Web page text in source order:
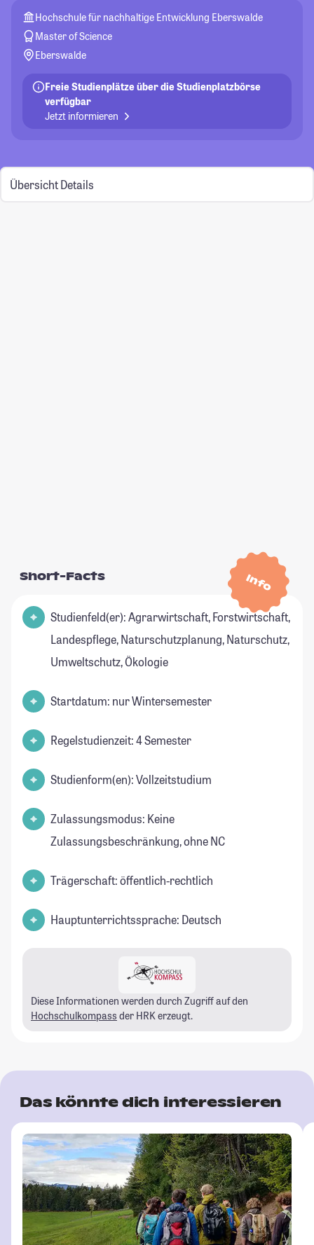
Hochschule für nachhaltige Entwicklung Eberswalde
Master of Science
Eberswalde
Freie Studienplätze über die Studienplatzbörse
verfügbar
Jetzt informieren
Übersicht Details
Info
Short-Facts
Studienfeld(er): Agrarwirtschaft, Forstwirtschaft,
Landespflege, Naturschutzplanung, Naturschutz,
Umweltschutz, Ökologie
Startdatum: nur Wintersemester
Regelstudienzeit: 4 Semester
Studienform(en): Vollzeitstudium
Zulassungsmodus: Keine
Zulassungsbeschränkung, ohne NC
Trägerschaft: öffentlich-rechtlich
Hauptunterrichtssprache: Deutsch
Diese Informationen werden durch Zugriff auf den
Hochschulkompass der HRK erzeugt.
Das könnte dich interessieren